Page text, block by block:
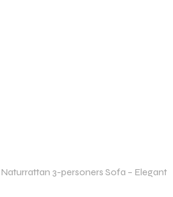
3-personers Sofa – Elegant